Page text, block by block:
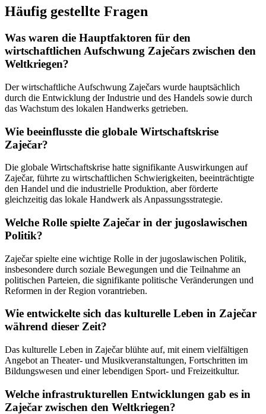
Häufig gestellte Fragen
Was waren die Hauptfaktoren für den
wirtschaftlichen Aufschwung Zaječars zwischen den
Weltkriegen?
Der wirtschaftliche Aufschwung Zaječars wurde hauptsächlich
durch die Entwicklung der Industrie und des Handels sowie durch
das Wachstum des lokalen Handwerks getrieben.
Wie beeinflusste die globale Wirtschaftskrise
Zaječar?
Die globale Wirtschaftskrise hatte signifikante Auswirkungen auf
Zaječar, führte zu wirtschaftlichen Schwierigkeiten, beeinträchtigte
den Handel und die industrielle Produktion, aber förderte
gleichzeitig das lokale Handwerk als Anpassungsstrategie.
Welche Rolle spielte Zaječar in der jugoslawischen
Politik?
Zaječar spielte eine wichtige Rolle in der jugoslawischen Politik,
insbesondere durch soziale Bewegungen und die Teilnahme an
politischen Parteien, die signifikante politische Veränderungen und
Reformen in der Region vorantrieben.
Wie entwickelte sich das kulturelle Leben in Zaječar
während dieser Zeit?
Das kulturelle Leben in Zaječar blühte auf, mit einem vielfältigen
Angebot an Theater- und Musikveranstaltungen, Fortschritten im
Bildungswesen und einer lebendigen Sport- und Freizeitkultur.
Welche infrastrukturellen Entwicklungen gab es in
Zaječar zwischen den Weltkriegen?